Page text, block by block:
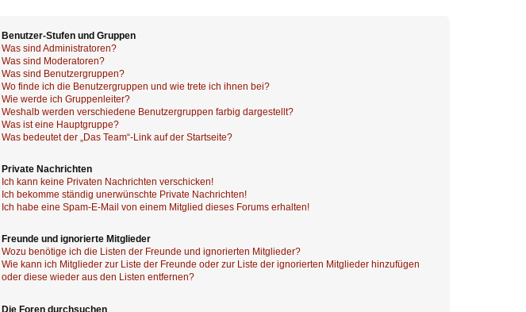
Benutzer-Stufen und Gruppen
Was sind Administratoren?
Was sind Moderatoren?
Was sind Benutzergruppen?
Wo finde ich die Benutzergruppen und wie trete ich ihnen bei?
Wie werde ich Gruppenleiter?
Weshalb werden verschiedene Benutzergruppen farbig dargestellt?
Was ist eine Hauptgruppe?
Was bedeutet der „Das Team“-Link auf der Startseite?
Private Nachrichten
Ich kann keine Privaten Nachrichten verschicken!
Ich bekomme ständig unerwünschte Private Nachrichten!
Ich habe eine Spam-E-Mail von einem Mitglied dieses Forums erhalten!
Freunde und ignorierte Mitglieder
Wozu benötige ich die Listen der Freunde und ignorierten Mitglieder?
Wie kann ich Mitglieder zur Liste der Freunde oder zur Liste der ignorierten Mitglieder hinzufügen
oder diese wieder aus den Listen entfernen?
Die Foren durchsuchen